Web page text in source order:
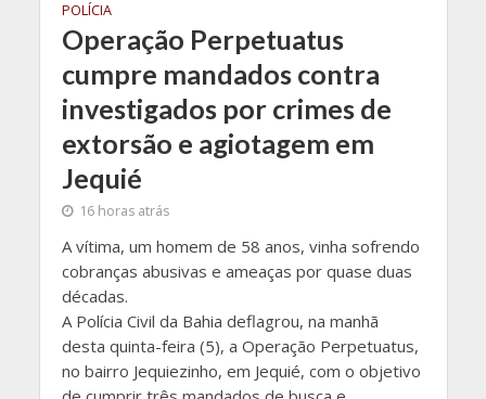
POLÍCIA
Operação Perpetuatus
cumpre mandados contra
investigados por crimes de
extorsão e agiotagem em
Jequié
16 horas atrás
A vítima, um homem de 58 anos, vinha sofrendo
cobranças abusivas e ameaças por quase duas
décadas.
A Polícia Civil da Bahia deflagrou, na manhã
desta quinta-feira (5), a Operação Perpetuatus,
no bairro Jequiezinho, em Jequié, com o objetivo